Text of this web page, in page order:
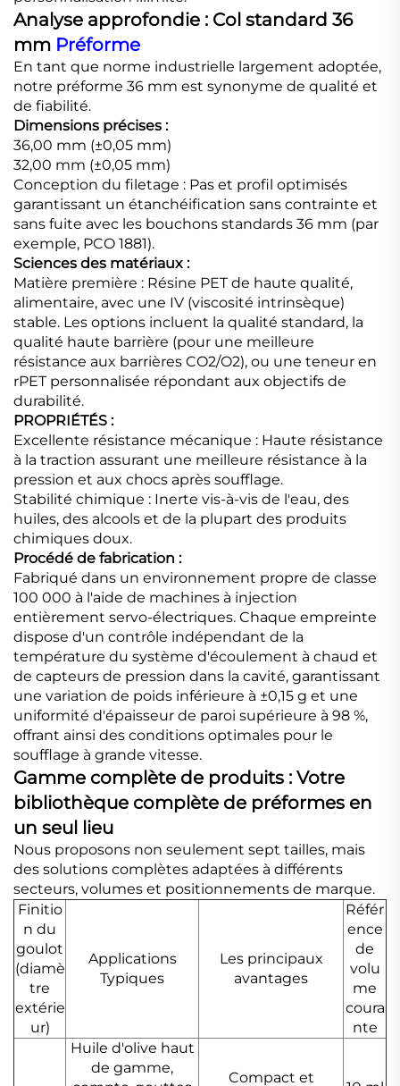
Analyse approfondie : Col standard 36
mm Préforme
En tant que norme industrielle largement adoptée,
notre préforme 36 mm est synonyme de qualité et
de fiabilité.
Dimensions précises :
36,00 mm (±0,05 mm)
32,00 mm (±0,05 mm)
Conception du filetage : Pas et profil optimisés
garantissant un étanchéification sans contrainte et
sans fuite avec les bouchons standards 36 mm (par
exemple, PCO 1881).
Sciences des matériaux :
Matière première : Résine PET de haute qualité,
alimentaire, avec une IV (viscosité intrinsèque)
stable. Les options incluent la qualité standard, la
qualité haute barrière (pour une meilleure
résistance aux barrières CO2/O2), ou une teneur en
rPET personnalisée répondant aux objectifs de
durabilité.
PROPRIÉTÉS :
Excellente résistance mécanique : Haute résistance
à la traction assurant une meilleure résistance à la
pression et aux chocs après soufflage.
Stabilité chimique : Inerte vis-à-vis de l'eau, des
huiles, des alcools et de la plupart des produits
chimiques doux.
Procédé de fabrication :
Fabriqué dans un environnement propre de classe
100 000 à l'aide de machines à injection
entièrement servo-électriques. Chaque empreinte
dispose d'un contrôle indépendant de la
température du système d'écoulement à chaud et
de capteurs de pression dans la cavité, garantissant
une variation de poids inférieure à ±0,15 g et une
uniformité d'épaisseur de paroi supérieure à 98 %,
offrant ainsi des conditions optimales pour le
soufflage à grande vitesse.
Gamme complète de produits : Votre
bibliothèque complète de préformes en
un seul lieu
Nous proposons non seulement sept tailles, mais
des solutions complètes adaptées à différents
secteurs, volumes et positionnements de marque.
Finitio
n du
goulot
(diamè
tre
extérie
ur)
Applications
Typiques
Les principaux
avantages
Référ
ence
de
volu
me
coura
nte
Huile d'olive haut
de gamme,
Compact et